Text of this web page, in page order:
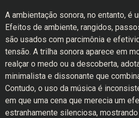
A ambientação sonora, no entanto, é
Efeitos de ambiente, rangidos,
são usados com parcimônia e
tensão. A trilha sonora aparece em
realçar o medo ou a descoberta,
minimalista e dissonante que
Contudo, o uso da música é
em que uma cena que merecia um
estranhamente silenciosa,